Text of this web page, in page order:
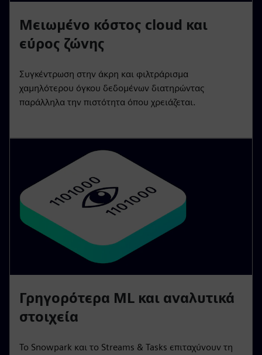
Μειωμένο κόστος cloud και
εύρος ζώνης
Συγκέντρωση στην άκρη και φιλτράρισμα
χαμηλότερου όγκου δεδομένων διατηρώντας
παράλληλα την πιστότητα όπου χρειάζεται.
Γρηγορότερα ML και αναλυτικά
στοιχεία
Το Snowpark και το Streams & Tasks επιταχύνουν τη